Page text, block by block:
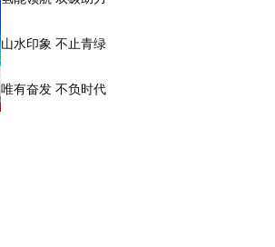
山水印象 不止青绿
唯有奋发 不负时代